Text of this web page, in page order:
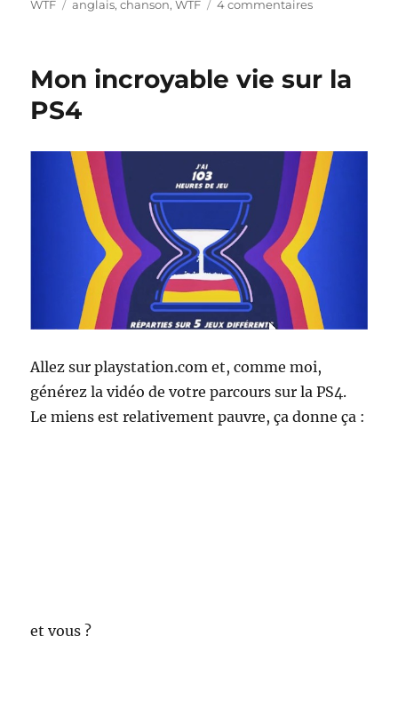
le
WTF Étiquettes
anglais,chanson,WTF 4 commentairessur
Mon incroyable vie sur la
PS4
Allez sur playstation.com et, comme moi,
générez la vidéo de votre parcours sur la PS4.
Le miens est relativement pauvre, ça donne ça :
et vous ?